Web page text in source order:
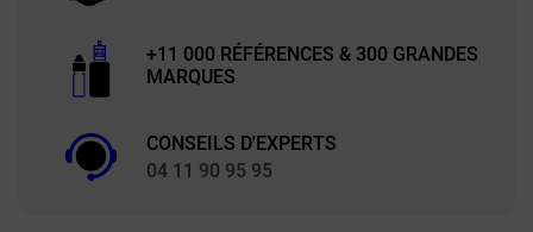
+11 000 RÉFÉRENCES & 300 GRANDES
MARQUES
CONSEILS D'EXPERTS
04 11 90 95 95